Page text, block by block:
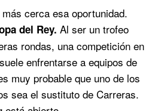
cerca esa oportunidad.
del Rey. Al ser un trofeo
rondas, una competición en
enfrentarse a equipos de
muy probable que uno de los
sea el sustituto de Carreras.